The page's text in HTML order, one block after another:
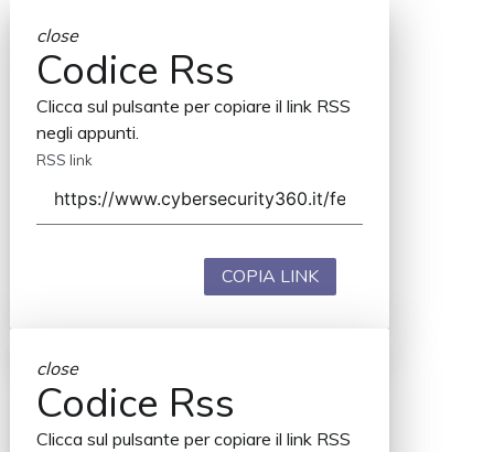
close
Codice Rss
Clicca sul pulsante per copiare il link RSS
negli appunti.
RSS link
COPIA LINK
close
Codice Rss
Clicca sul pulsante per copiare il link RSS